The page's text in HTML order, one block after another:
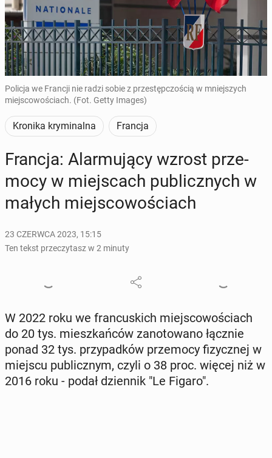
Policja we Francji nie radzi sobie z przestępczością w mniejszych
miejscowościach. (Fot. Getty Images)
Kronika kryminalna Francja
Francja: Alar­mu­ją­cy wzrost prze­
mo­cy w miej­scach pu­blicz­nych w
małych miej­sco­wo­ściach
23 CZERWCA 2023, 15:15
Ten tekst przeczytasz w 2 minuty
W 2022 roku we fran­cu­skich miej­sco­wo­ściach
do 20 tys. miesz­kań­ców za­no­to­wa­no łącznie
ponad 32 tys. przy­pad­ków prze­mo­cy fi­zycz­nej w
miejscu pu­blicz­nym, czyli o 38 proc. więcej niż w
2016 roku - podał dzien­nik "Le Figaro".